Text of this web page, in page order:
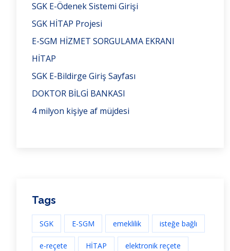
SGK E-Ödenek Sistemi Girişi
SGK HİTAP Projesi
E-SGM HİZMET SORGULAMA EKRANI
HİTAP
SGK E-Bildirge Giriş Sayfası
DOKTOR BİLGİ BANKASI
4 milyon kişiye af müjdesi
Tags
SGK E-SGM emeklilik isteğe bağlı
e-reçete HİTAP elektronik reçete